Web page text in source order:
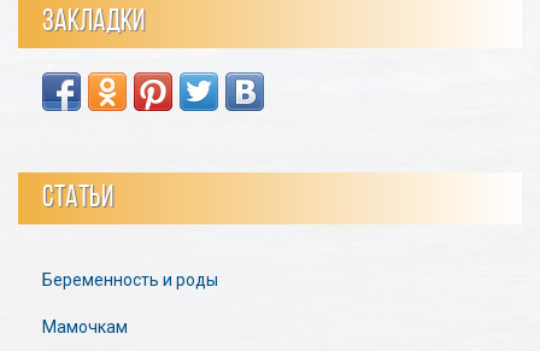
ЗАКЛАДКИ
СТАТЬИ
Беременность и роды
Мамочкам